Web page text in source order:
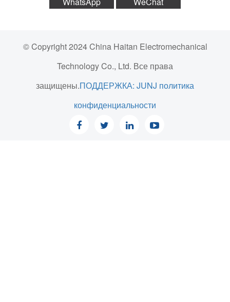
© Copyright 2024 China Haitan Electromechanical
Technology Co., Ltd. Все права
защищены.ПОДДЕРЖКА: JUNJ политика
конфиденциальности